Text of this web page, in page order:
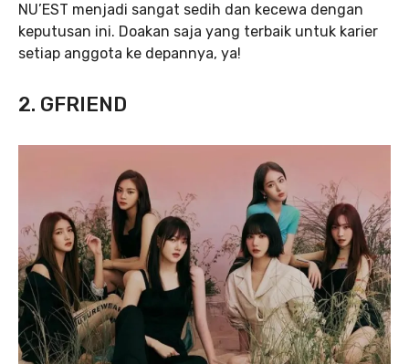
NU’EST menjadi sangat sedih dan kecewa dengan
keputusan ini. Doakan saja yang terbaik untuk karier
setiap anggota ke depannya, ya!
2. GFRIEND